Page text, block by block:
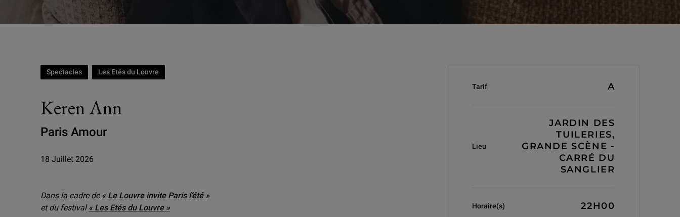
Keren Ann
Paris Amour
Spectacles Les Etés du Louvre
18 Juillet 2026
Tarif
A
Lieu
JARDIN DES
TUILERIES,
GRANDE SCÈNE -
CARRÉ DU
SANGLIER
Horaire(s) 22H00
Dans la cadre de « Le Louvre invite Paris l’été »
et du festival « Les Etés du Louvre »